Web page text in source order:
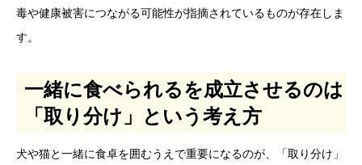
毒や健康被害につながる可能性が指摘されているものが存在しま
す。
一緒に食べられるを成立させるのは
「取り分け」という考え方
犬や猫と一緒に食卓を囲むうえで重要になるのが、「取り分け」